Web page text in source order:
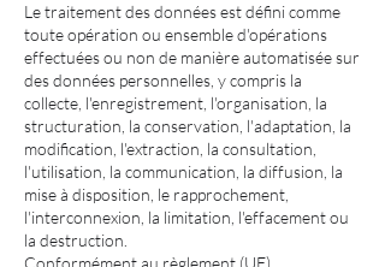
Le traitement des données est défini comme
toute opération ou ensemble d'opérations
effectuées ou non de manière automatisée sur
des données personnelles, y compris la
collecte, l'enregistrement, l'organisation, la
structuration, la conservation, l'adaptation, la
modification, l'extraction, la consultation,
l'utilisation, la communication, la diffusion, la
mise à disposition, le rapprochement,
l'interconnexion, la limitation, l'effacement ou
la destruction.
Conformément au règlement (UE)